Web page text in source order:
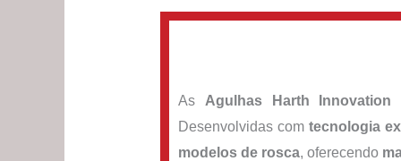
As Agulhas Harth Innovation
Desenvolvidas comtecnologia
modelos de rosca, oferecendo